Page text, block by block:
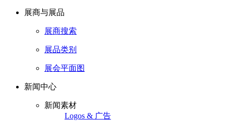
展商与展品
展商搜索
展品类别
展会平面图
新闻中心
新闻素材
Logos & 广告